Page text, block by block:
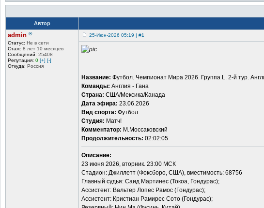
Автор
admin ®
Статус: Не в сети
Стаж: 8 лет 10 месяцев
Сообщений: 25408
Репутация: 0 [+] [-]
Откуда: Россия
25-Июн-2026 05:19 | #1
Название: Футбол. Чемпионат Мира 2026. Группа L. 2-й тур.
Команды: Англия - Гана
Страна: США/Мексика/Канада
Дата эфира: 23.06.2026
Вид спорта: Футбол
Студия: Матч!
Комментатор: М.Моссаковский
Продолжительность: 02:02:05
Описание:
23 июня 2026, вторник. 23:00 МСК
Стадион: Джиллетт (Фоксборо, США), вместимость: 68756
Главный судья: Саид Мартинес (Токоа, Гондурас);
Ассистент: Вальтер Лопес Рамос (Гондурас);
Ассистент: Кристиан Рамирес Сото (Гондурас);